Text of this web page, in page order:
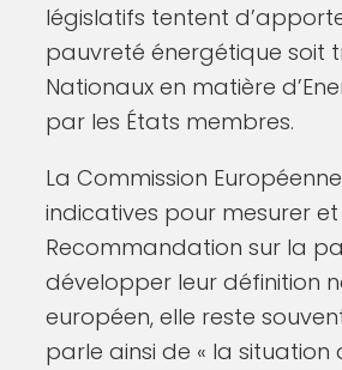
législatifs tentent
pauvreté énergétique soit
Nationaux en matière
par les États membres.
La Commission
indicatives pour mesurer
Recommandation sur la
développer leur définition
européen, elle reste
parle ainsi de « la